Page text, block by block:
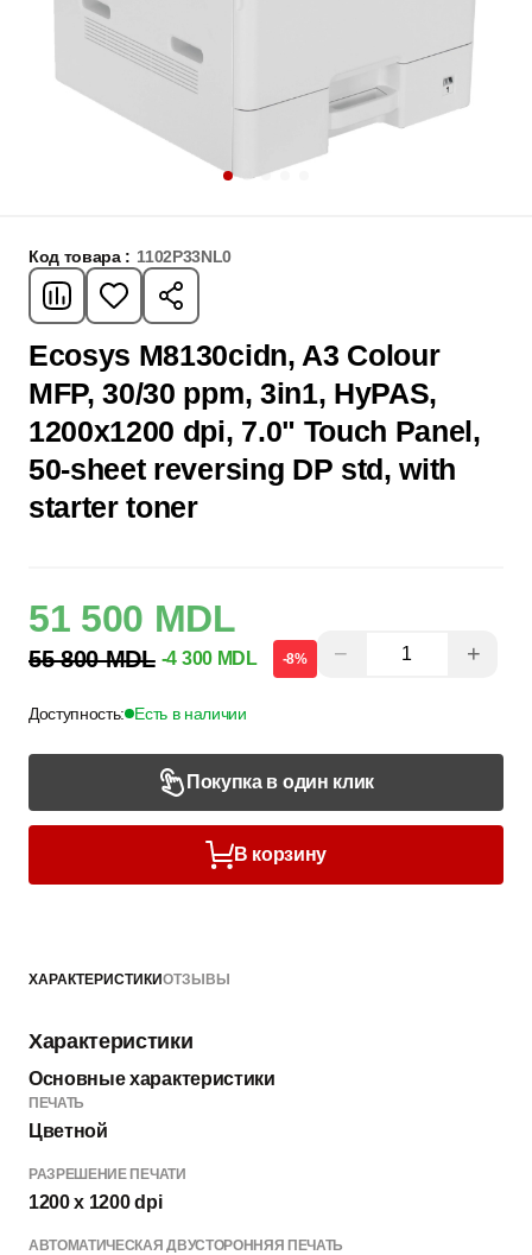
Код товара : 1102P33NL0
Ecosys M8130cidn, A3 Colour
MFP, 30/30 ppm, 3in1, HyPAS,
1200x1200 dpi, 7.0" Touch Panel,
50-sheet reversing DP std, with
starter toner
51 500 MDL
55 800 MDL -4 300 MDL -8% − +
Доступность: Есть в наличии
Покупка в один клик
В корзину
ХАРАКТЕРИСТИКИОТЗЫВЫ
Характеристики
Основные характеристики
ПЕЧАТЬ
Цветной
РАЗРЕШЕНИЕ ПЕЧАТИ
1200 x 1200 dpi
АВТОМАТИЧЕСКАЯ ДВУСТОРОННЯЯ ПЕЧАТЬ